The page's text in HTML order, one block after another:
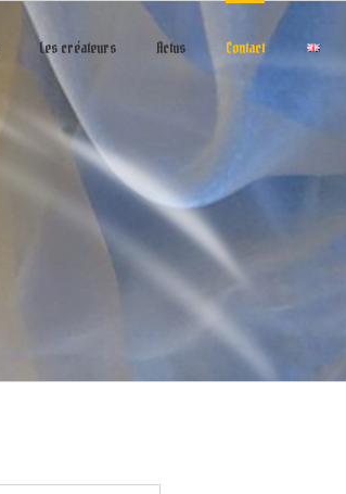
Les créateurs Actus Contact